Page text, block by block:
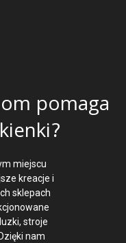
pomaga
miejscu
kreacje i
sklepach
stroje
nam